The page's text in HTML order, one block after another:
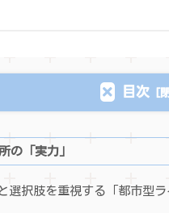
目次
の「実力」
択肢を重視する「都市型ラ